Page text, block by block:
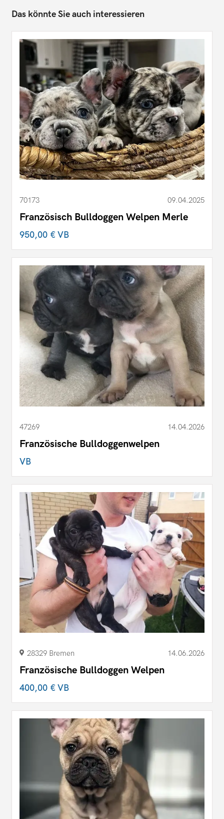
Das könnte Sie auch interessieren
70173 09.04.2025
Französisch Bulldoggen Welpen Merle
950,00 €VB
47269 14.04.2026
Französische Bulldoggenwelpen
VB
28329 Bremen 14.06.2026
Französische Bulldoggen Welpen
400,00 €VB